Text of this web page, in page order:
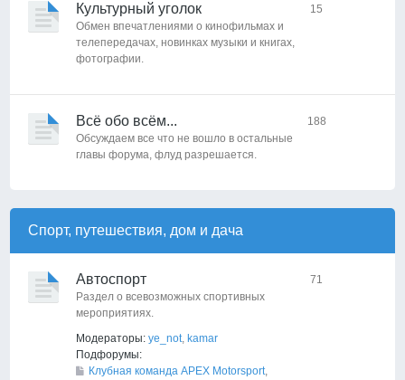
Культурный уголок
Обмен впечатлениями о кинофильмах и
телепередачах, новинках музыки и книгах,
фотографии.
15
Всё обо всём...
Обсуждаем все что не вошло в остальные
главы форума, флуд разрешается.
188
Спорт, путешествия, дом и дача
Автоспорт
Раздел о всевозможных спортивных
мероприятиях.
Модераторы: ye_not, kamar
Подфорумы:
Клубная команда APEX Motorsport,
71